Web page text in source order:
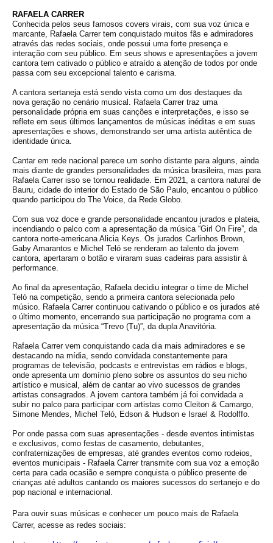
RAFAELA CARRER
Conhecida pelos seus famosos covers virais, com sua voz única e
marcante, Rafaela Carrer tem conquistado muitos fãs e admiradores
através das redes sociais, onde possui uma forte presença e
interação com seu público. Em seus shows e apresentações a jovem
cantora tem cativado o público e atraído a atenção de todos por onde
passa com seu excepcional talento e carisma.
A cantora sertaneja está sendo vista como um dos destaques da
nova geração no cenário musical. Rafaela Carrer traz uma
personalidade própria em suas canções e interpretações, e isso se
reflete em seus últimos lançamentos de músicas inéditas e em suas
apresentações e shows, demonstrando ser uma artista autêntica de
identidade única.
Cantar em rede nacional parece um sonho distante para alguns, ainda
mais diante de grandes personalidades da música brasileira, mas para
Rafaela Carrer isso se tornou realidade. Em 2021, a cantora natural de
Bauru, cidade do interior do Estado de São Paulo, encantou o público
quando participou do The Voice, da Rede Globo.
Com sua voz doce e grande personalidade encantou jurados e plateia,
incendiando o palco com a apresentação da música “Girl On Fire”, da
cantora norte-americana Alicia Keys. Os jurados Carlinhos Brown,
Gaby Amarantos e Michel Teló se renderam ao talento da jovem
cantora, apertaram o botão e viraram suas cadeiras para assistir à
performance.
Ao final da apresentação, Rafaela decidiu integrar o time de Michel
Teló na competição, sendo a primeira cantora selecionada pelo
músico. Rafaela Carrer continuou cativando o público e os jurados até
o último momento, encerrando sua participação no programa com a
apresentação da música “Trevo (Tu)”, da dupla Anavitória.
Rafaela Carrer vem conquistando cada dia mais admiradores e se
destacando na mídia, sendo convidada constantemente para
programas de televisão, podcasts e entrevistas em rádios e blogs,
onde apresenta um domínio pleno sobre os assuntos do seu nicho
artístico e musical, além de cantar ao vivo sucessos de grandes
artistas consagrados. A jovem cantora também já foi convidada a
subir no palco para participar com artistas como Cleiton & Camargo,
Simone Mendes, Michel Teló, Edson & Hudson e Israel & Rodolffo.
Por onde passa com suas apresentações - desde eventos intimistas
e exclusivos, como festas de casamento, debutantes,
confraternizações de empresas, até grandes eventos como rodeios,
eventos municipais - Rafaela Carrer transmite com sua voz a emoção
certa para cada ocasião e sempre conquista o público presente de
crianças até adultos cantando os maiores sucessos do sertanejo e do
pop nacional e internacional.
Para ouvir suas músicas e conhecer um pouco mais de Rafaela
Carrer, acesse as redes sociais: